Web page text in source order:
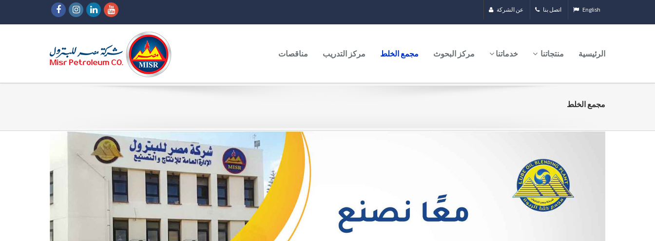
عن الشركة اتصل بنا English
مناقصات مركز التدريب مجمع الخلط مركز البحوث خدماتنا منتجاتنا الرئيسية
مجمع الخلط